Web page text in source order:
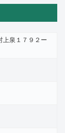
上泉１７９２ー